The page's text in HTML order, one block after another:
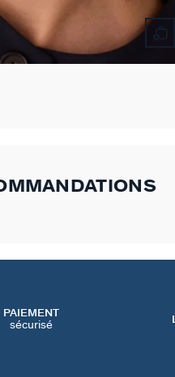
PAIEMENT
sécurisé